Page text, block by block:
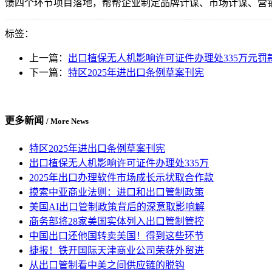
馈四个环节项目落地，帮帮企业制定品牌计谋、市场计谋、营
标签：
上一篇： 出口植保无人机影响许可证件办理处335万元罚
下一篇： 特区2025年进出口条例草案刊宪
更多新闻 / More News
特区2025年进出口条例草案刊宪
出口植保无人机影响许可证件办理处335万
2025年出口办理软件市场成长示状取合作款
摸索中亚商业法则：进口和出口管制政策
美国AI出口管制政策背后的深意取影响解
商务部将28家美国实体列入出口管制管控
中国出口还他国转卖美国！得到这些环节
捷报！铁开国际天津商业公司荣获外贸进
从出口管制看中美之间供应链的脱钩